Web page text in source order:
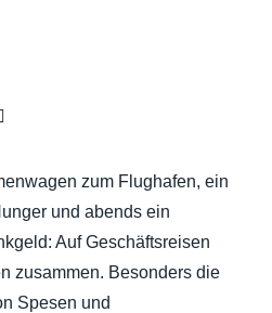
(English)
(Español)
Norway (English)
KONTROLLIEREN
zum Flughafen, ein
und abends ein
Auf Geschäftsreisen
zusammen. Besonders die
Spesen und